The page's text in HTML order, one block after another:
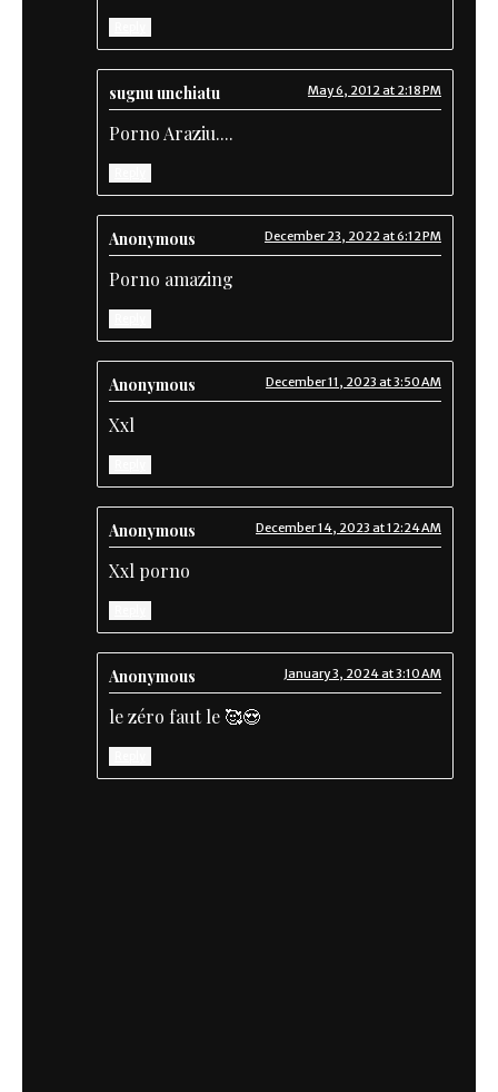
sugnu unchiatu May 6, 2012 at 2:18 PM
Porno Araziu....
Anonymous December 23, 2022 at 6:12 PM
Porno amazing
Anonymous December 11, 2023 at 3:50 AM
Xxl
Anonymous December 14, 2023 at 12:24 AM
Xxl porno
Anonymous January 3, 2024 at 3:10 AM
le zéro faut le 🥰😍